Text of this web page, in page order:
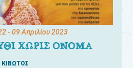
- 09 Απριλίου 2023
ΧΩΡΙΣ ΟΝΟΜΑ